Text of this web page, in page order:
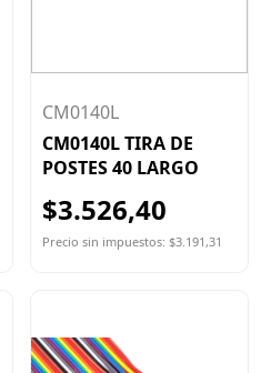
CM0140L
CM0140L TIRA DE
POSTES 40 LARGO
$3.526,40
Precio sin impuestos: $3.191,31